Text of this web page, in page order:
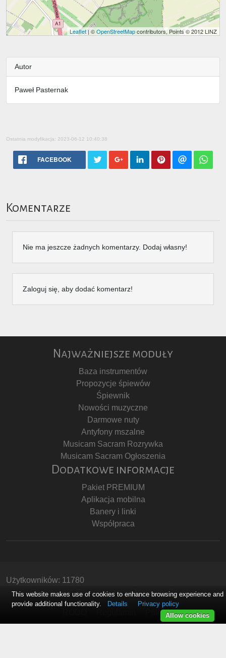
Leaflet| ©OpenStreetMapcontributors, Points © 2012 LINZ
Autor
Paweł Pasternak
Ostatnia modyfikacja: 2023-06-12 10:40:38
FACEBOOK
Komentarze
Nie ma jeszcze żadnych komentarzy. Dodaj własny!
Zaloguj się, aby dodać komentarz!
Najważniejsze moduły
Baza instrumentów
Propozycje śpiewów
Śpiewnik
Nowości muzyczne
Darmowe nuty
Antyfony mszalne
Musicam Sacram Rozrywka
Musicam Sacram Ogłoszenia
Dodatkowe informacje
Pakiet PREMIUM
Aplikacja mobilna
Banery i linki
Współpraca
Użytkowników: 11780
Copyright © Stowarzyszenie Musicam Sacram
Polityka Prywatności
This website makes use of cookies to enhance browsing experience and
provide additional functionality.
Details
Privacy policy
Allow cookies